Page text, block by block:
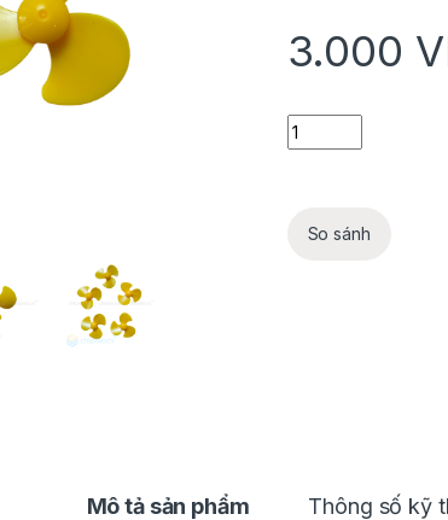
3.000
Cánh quạt động
So sánh
Mô tả sản phẩm Thông số kỹ